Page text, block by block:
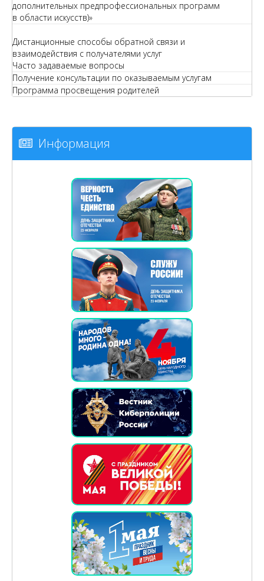
дополнительных предпрофессиональных программ
в области искусств)»
Дистанционные способы обратной связи и
взаимодействия с получателями услуг
Часто задаваемые вопросы
Получение консультации по оказываемым услугам
Программа просвещения родителей
Информация